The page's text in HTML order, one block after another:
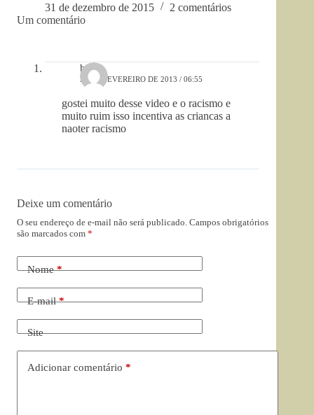
31 de dezembro de 2015
2 comentários
Um comentário
bruna
26 DE FEVEREIRO DE 2013 / 06:55
gostei muito desse video e o racismo e
muito ruim isso incentiva as criancas a
naoter racismo
Deixe um comentário
O seu endereço de e-mail não será publicado. Campos obrigatórios
são marcados com *
Nome*
E-mail*
Site
Adicionar comentário *